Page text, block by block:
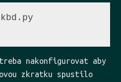
nakonfigurovat aby
zkratku spustilo